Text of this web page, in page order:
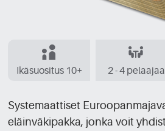
Ikäsuositus 10+ 2 - 4 pelaajaa
Systemaattiset
eläinväkipakka, jonka voit